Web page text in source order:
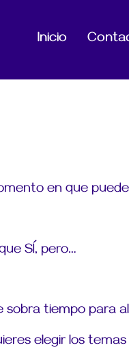
Inicio
en que
SÍ, pero…
sobra tiempo para
elegir lostemas